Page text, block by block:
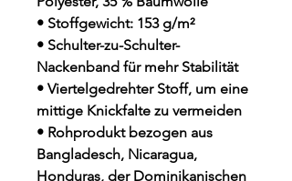
• Stoffgewicht: 153 g/m²
• Schulter-zu-Schulter-
Nackenband für mehr Stabilität
• Viertelgedrehter Stoff, um eine
mittige Knickfalte zu vermeiden
• Rohprodukt bezogen aus
Bangladesch, Nicaragua,
Honduras, der Dominikanischen